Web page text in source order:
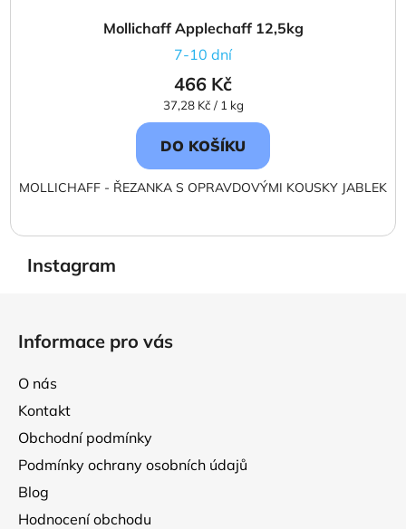
Mollichaff Applechaff 12,5kg
7-10 dní
466 Kč
Měrná
cena:
37,28 Kč / 1 kg
DO KOŠÍKU
MOLLICHAFF - ŘEZANKA S OPRAVDOVÝMI KOUSKY JABLEK
Instagram
Informace pro vás
O nás
Kontakt
Obchodní podmínky
Podmínky ochrany osobních údajů
Blog
Hodnocení obchodu